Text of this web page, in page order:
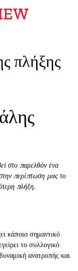
πλήξης
στο παρελθόν ένα
περίπτωση μας το
πλήξη.
κάποιο σημαντικό
το συλλογικό
ανατροπής και